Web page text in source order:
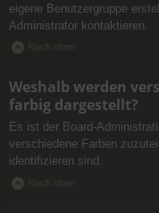
eigene Benutzergruppe
Administrator kontaktieren.
Nach oben
Weshalb werden
farbig dargestellt?
Es ist der Board-
verschiedene Farben
identifizieren sind.
Nach oben